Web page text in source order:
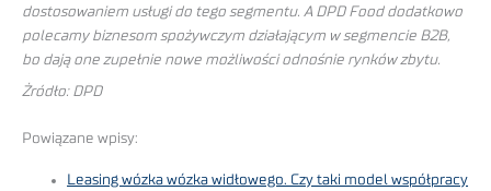
dostosowaniem usługi do tego segmentu. A DPD Food dodatkowo
polecamy biznesom spożywczym działającym w segmencie B2B,
bo dają one zupełnie nowe możliwości odnośnie rynków zbytu.
Żródło: DPD
Powiązane wpisy:
Leasing wózka wózka widłowego. Czy taki model współpracy